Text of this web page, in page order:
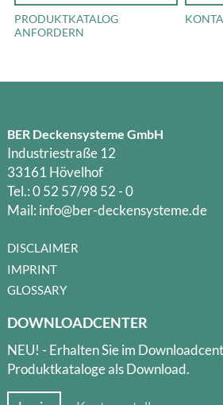
PRODUKTKATALOG
ANFORDERN
BER Deckensysteme GmbH
Industriestraße 12
33161 Hövelhof
Tel.: 0 52 57/98 52 - 0
Mail: info@ber-deckensysteme.de
DISCLAIMER
IMPRINT
GLOSSARY
DOWNLOADCENTER
NEU! - Erhalten Sie im
Produktkataloge als Download.